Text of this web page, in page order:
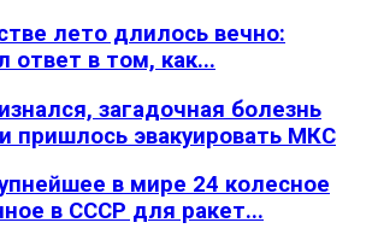
лето длилось вечно:
в том, как...
загадочная болезнь
пришлось эвакуировать МКС
в мире 24 колесное
в СССР для ракет...